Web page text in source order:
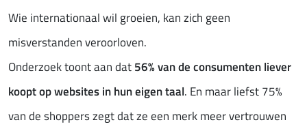
Wie internationaal wil groeien, kan zich geen
misverstanden veroorloven.
Onderzoek toont aan dat56% van de consumenten liever
koopt op websites in hun eigen taal. En maar liefst 75%
van de shoppers zegt dat ze een merk meer vertrouwen